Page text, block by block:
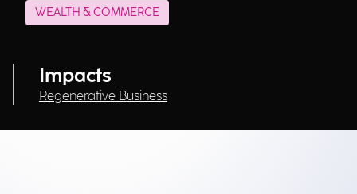
WEALTH & COMMERCE
Impacts
Regenerative Business